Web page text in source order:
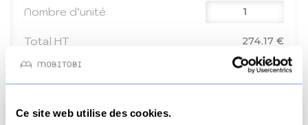
Ce site web utilise des cookies.
Nombre d’unité
Total HT 274.17 €
54.83 €
Total TTC 329 €
Ajouter au panier